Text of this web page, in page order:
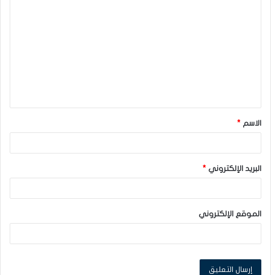
ق
*
الاسم *
البريد الإلكتروني *
الموقع الإلكتروني